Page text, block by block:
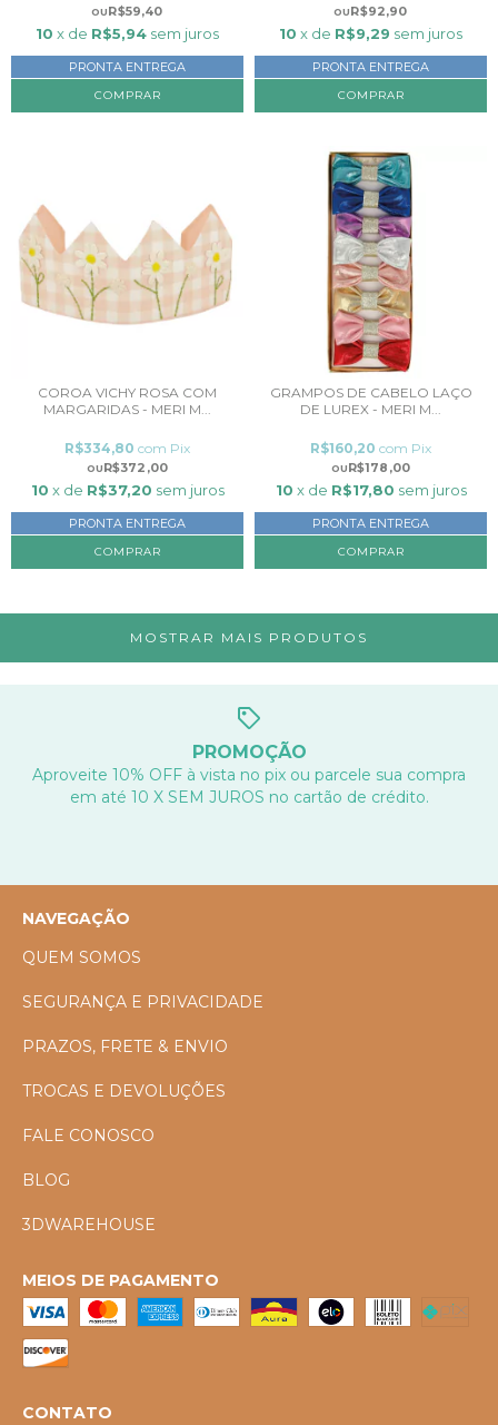
R$59,40
10 x de R$5,94 sem juros
PRONTA ENTREGA
COMPRAR
R$92,90
10 x de R$9,29 sem juros
PRONTA ENTREGA
COROA VICHY ROSA COM
MARGARIDAS - MERI M...
R$372,00
R$334,80 com Pix
10 x de R$37,20 sem juros
PRONTA ENTREGA
GRAMPOS DE CABELO LAÇO
DE LUREX - MERI M...
R$178,00
R$160,20 com Pix
10 x de R$17,80 sem juros
PRONTA ENTREGA
MOSTRAR MAIS PRODUTOS
PROMOÇÃO
Aproveite 10% OFF à vista no pix ou parcele sua compra
em até 10 X SEM JUROS no cartão de crédito.
NAVEGAÇÃO
QUEM SOMOS
SEGURANÇA E PRIVACIDADE
PRAZOS, FRETE & ENVIO
TROCAS E DEVOLUÇÕES
FALE CONOSCO
BLOG
3DWAREHOUSE
MEIOS DE PAGAMENTO
CONTATO